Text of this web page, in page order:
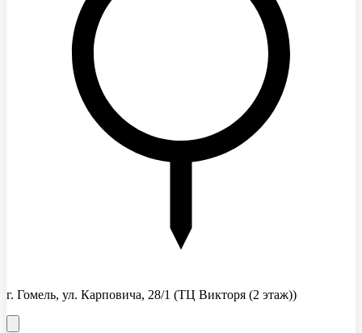
г. Гомель, ул. Карповича, 28/1 (ТЦ Викторя (2 этаж))